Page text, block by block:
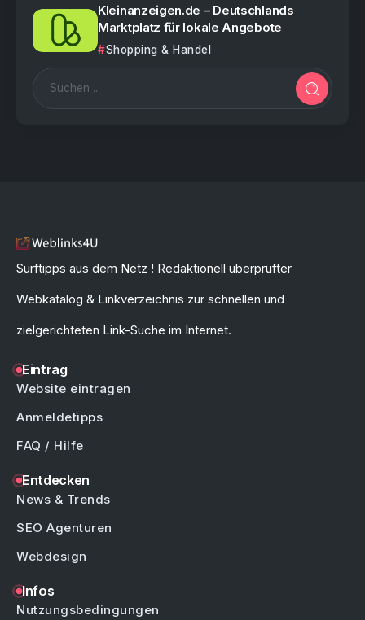
Kleinanzeigen.de – Deutschlands
Marktplatz für lokale Angebote
Shopping & Handel
Surftipps aus dem Netz ! Redaktionell überprüfter
Webkatalog & Linkverzeichnis zur schnellen und
zielgerichteten Link-Suche im Internet.
Eintrag
Website eintragen
Anmeldetipps
FAQ / Hilfe
Entdecken
News & Trends
SEO Agenturen
Webdesign
Infos
Nutzungsbedingungen